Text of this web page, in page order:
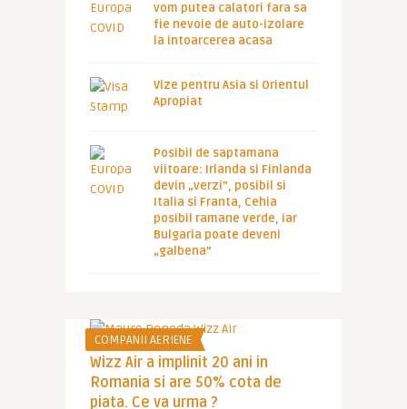
vom putea calatori fara sa
fie nevoie de auto-izolare
la intoarcerea acasa
Vize pentru Asia si Orientul
Apropiat
Posibil de saptamana
viitoare: Irlanda si Finlanda
devin „verzi”, posibil si
Italia si Franta, Cehia
posibil ramane verde, iar
Bulgaria poate deveni
„galbena”
COMPANII AERIENE
Wizz Air a implinit 20 ani in
Romania si are 50% cota de
piata. Ce va urma ?